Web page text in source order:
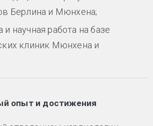
Берлина и Мюнхена;
научная работа на базе
клиник Мюнхена и
опыт и достижения